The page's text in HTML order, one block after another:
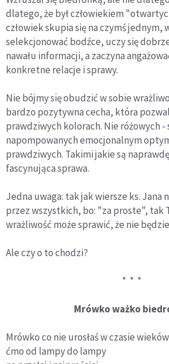
dlatego, że był człowiekiem
człowiek skupia się na czymś jednym,
selekcjonować bodźce, uczy się
nawału informacji, a zaczyna
konkretne relacje i sprawy.
Nie bójmy się obudzić w sobie
bardzo pozytywna cecha, która
prawdziwych kolorach. Nie różowych -
napompowanych emocjonalnym
prawdziwych. Takimi jakie są
fascynująca sprawa.
Jedna uwaga: tak jak wiersze ks. Jana
przez wszystkich, bo: "za proste", tak
wrażliwość może sprawić, że nie
Ale czy o to chodzi?
* * *
Mrówko ważko
Mrówko co nie urosłaś w czasie wieków
ćmo od lampy do lampy